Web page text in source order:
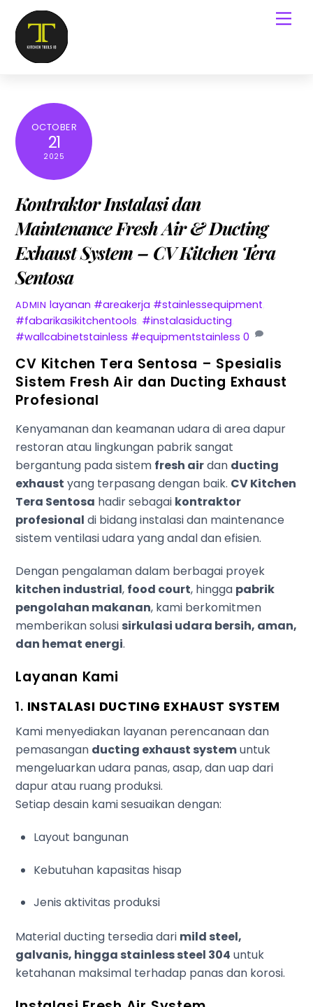
OCTOBER
21
2025
Kontraktor Instalasi dan
Maintenance Fresh Air & Ducting
Exhaust System – CV Kitchen Tera
Sentosa
ADMIN layanan #areakerja #stainlessequipment
#fabarikasikitchentools #instalasiducting
#wallcabinetstainless #equipmentstainless 0
CV Kitchen Tera Sentosa – Spesialis
Sistem Fresh Air dan Ducting Exhaust
Profesional
Kenyamanan dan keamanan udara di area dapur
restoran atau lingkungan pabrik sangat
bergantung pada sistem fresh airdan ducting
exhaust yang terpasang dengan baik. CV Kitchen
Tera Sentosa hadir sebagai kontraktor
profesional di bidang instalasi dan maintenance
sistem ventilasi udara yang andal dan efisien.
Dengan pengalaman dalam berbagai proyek
kitchen industrial, food court, hingga pabrik
pengolahan makanan, kami berkomitmen
memberikan solusi sirkulasi udara bersih, aman,
dan hemat energi.
Layanan Kami
1. INSTALASI DUCTING EXHAUST SYSTEM
Kami menyediakan layanan perencanaan dan
pemasangan ducting exhaust systemuntuk
mengeluarkan udara panas, asap, dan uap dari
dapur atau ruang produksi.
Setiap desain kami sesuaikan dengan:
Layout bangunan
Kebutuhan kapasitas hisap
Jenis aktivitas produksi
Material ducting tersedia dari mild steel,
galvanis, hingga stainless steel 304 untuk
ketahanan maksimal terhadap panas dan korosi.